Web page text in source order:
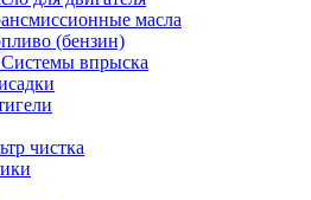
масла
(бензин)
впрыска
чистка